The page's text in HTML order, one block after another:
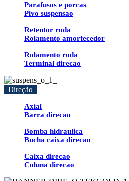
Parafusos e porcas
Pivo suspensao
Retentor roda
Rolamento amortecedor
Rolamento roda
Terminal direcao
Direção
Axial
Barra direcao
Bomba hidraulica
Bucha caixa direcao
Caixa direcao
Coluna direcao